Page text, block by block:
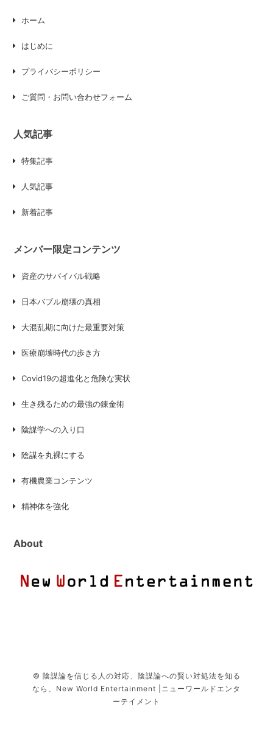
ホーム
はじめに
プライバシーポリシー
ご質問・お問い合わせフォーム
人気記事
特集記事
人気記事
新着記事
メンバー限定コンテンツ
資産のサバイバル戦略
日本バブル崩壊の真相
大混乱期に向けた最重要対策
医療崩壊時代の歩き方
Covid19の超進化と危険な実状
生き残るための最強の錬金術
陰謀学への入り口
陰謀を丸裸にする
有機農業コンテンツ
精神体を強化
About
© 陰謀論を信じる人の対応、陰謀論への賢い対処法を知る
なら、New World Entertainment |ニューワールドエンタ
ーテイメント